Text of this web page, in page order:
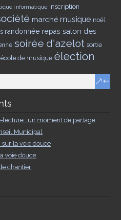
informatique inscription
marché musique noël
randonnée repas salon des
soirée d'azelot sortie
école de musique élection
lecture : un moment de partage
Municipal
sur la voie douce
voie douce
chantier